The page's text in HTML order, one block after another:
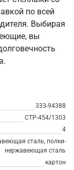
по всей
Выбирая
вы
333-94388
СТР-454/1303
4
сталь, полки-
нержавеющая сталь
картон